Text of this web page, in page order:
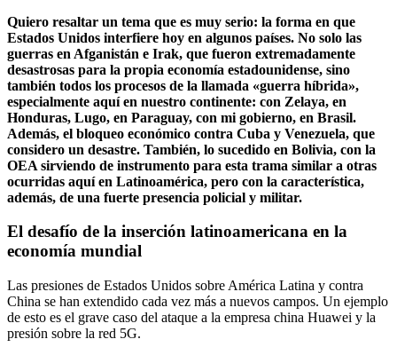
Quiero resaltar un tema que es muy serio: la forma en que
Estados Unidos interfiere hoy en algunos países. No solo las
guerras en Afganistán e Irak, que fueron extremadamente
desastrosas para la propia economía estadounidense, sino
también todos los procesos de la llamada «guerra híbrida»,
especialmente aquí en nuestro continente: con Zelaya, en
Honduras, Lugo, en Paraguay, con mi gobierno, en Brasil.
Además, el bloqueo económico contra Cuba y Venezuela, que
considero un desastre. También, lo sucedido en Bolivia, con la
OEA sirviendo de instrumento para esta trama similar a otras
ocurridas aquí en Latinoamérica, pero con la característica,
además, de una fuerte presencia policial y militar.
El desafío de la inserción latinoamericana en la
economía mundial
Las presiones de Estados Unidos sobre América Latina y contra
China se han extendido cada vez más a nuevos campos. Un ejemplo
de esto es el grave caso del ataque a la empresa china Huawei y la
presión sobre la red 5G.